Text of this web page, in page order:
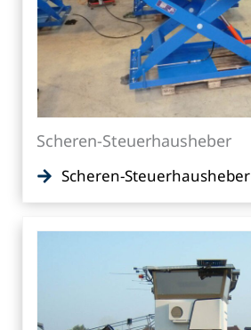
Scheren-Steuerhausheber
Scheren-Steuerhausheber